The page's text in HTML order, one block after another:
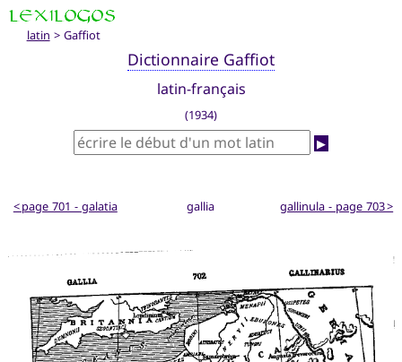
latin > Gaffiot
Dictionnaire Gaffiot
latin-français
(1934)
▶
< page 701 - galatia gallia gallinula - page 703 >